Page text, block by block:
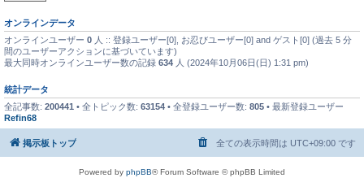
オンラインデータ
オンラインユーザー 0 人 :: 登録ユーザー[0], お忍びユーザー[0] and ゲスト[0] (過去 5 分
間のユーザーアクションに基づいています)
最大同時オンラインユーザー数の記録 634 人 (2024年10月06日(日) 1:31 pm)
統計データ
全記事数: 200441 • 全トピック数: 63154 • 全登録ユーザー数: 805 • 最新登録ユーザー
Refin68
掲示板トップ 全ての表示時間は UTC+09:00 です
Powered by phpBB® Forum Software © phpBB Limited